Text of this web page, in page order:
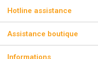
ÉCLAIR
Hotline assistance
Assistance boutique
Informations